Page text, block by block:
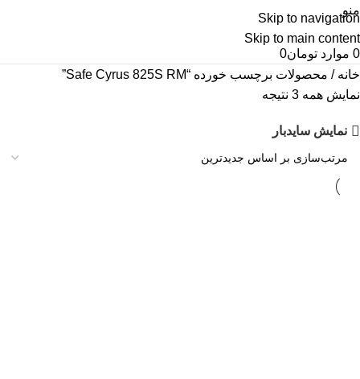
Skip to navigation
Skip to main content
منو
0 موارد تومان0
خانه محصولات برچسب خورده “Safe Cyrus 825S RM”
نمایش همه 3 نتیجه
نمایش سایدبار